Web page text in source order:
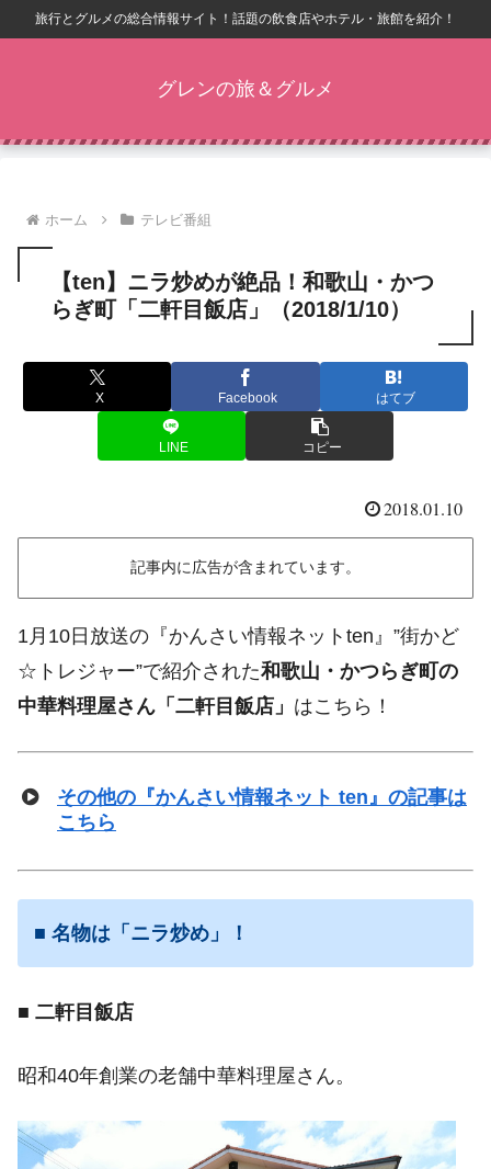
旅行とグルメの総合情報サイト！話題の飲食店やホテル・旅館を紹介！
グレンの旅＆グルメ
ホーム テレビ番組
【ten】ニラ炒めが絶品！和歌山・かつ
らぎ町「二軒目飯店」（2018/1/10）
X Facebook はてブ
LINE コピー
2018.01.10
記事内に広告が含まれています。
1月10日放送の『かんさい情報ネットten』”街かど
☆トレジャー”で紹介された和歌山・かつらぎ町の
中華料理屋さん「二軒目飯店」 はこちら！
その他の『かんさい情報ネット ten』の記事は
こちら
■ 名物は「ニラ炒め」！
■ 二軒目飯店
昭和40年創業の老舗中華料理屋さん。